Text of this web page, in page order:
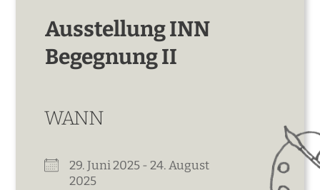
Ausstellung INN
Begegnung II
WANN
29. Juni 2025 - 24. August
2025